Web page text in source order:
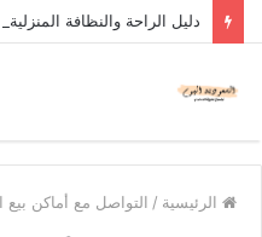
دليل الراحة والنظافة المنزلية
الرئيسية / التواصل مع أماكن بيع